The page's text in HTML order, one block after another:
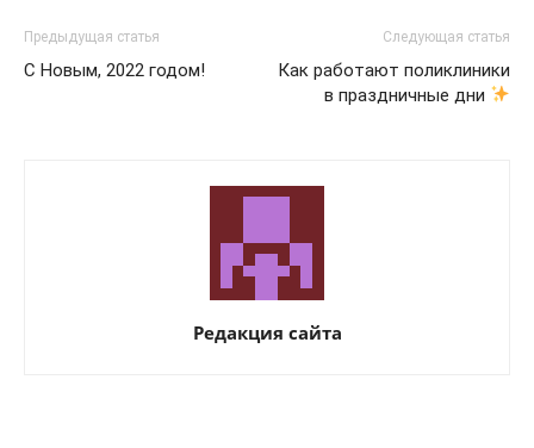
Предыдущая статья
С Новым, 2022 годом!
Следующая статья
Как работают поликлиники
в праздничные дни
Редакция сайта